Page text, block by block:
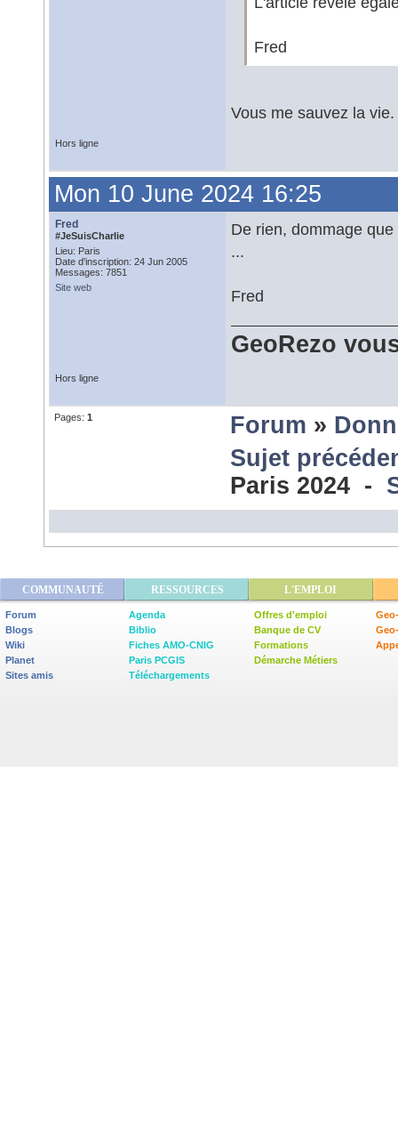
Fred
Vous me sauvez la
Hors ligne
Mon 10 June 2024 16:25
Fred
#JeSuisCharlie
Lieu: Paris
Date d'inscription: 24 Jun 2005
Messages: 7851
Site web
De rien, dommage
...
Fred
GeoRezo
Hors ligne
Pages: 1 Forum »
Sujet
Paris 2024 -
COMMUNAUTÉ RESSOURCES L'EMPLOI
Forum
Blogs
Wiki
Planet
Sites amis
Agenda
Biblio
Fiches AMO-CNIG
Paris PCGIS
Téléchargements
Offres d'emploi
Banque de CV
Formations
Démarche Métiers